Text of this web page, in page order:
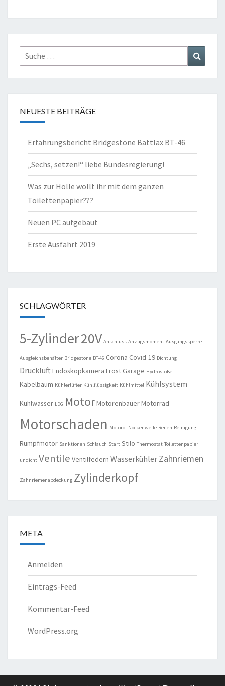
Suche
nach:
NEUESTE BEITRÄGE
Erfahrungsbericht Bridgestone Battlax BT-46
„Sechs, setzen!“ liebe Bundesregierung!
Was zur Hölle wollt ihr mit dem ganzen
Toilettenpapier???
Neuen PC aufgebaut
Erste Ausfahrt 2019
SCHLAGWÖRTER
5-Zylinder20V Anschluss Anzugsmoment Ausgangssperre
Ausgleichsbehälter Bridgestone BT-46 Corona Covid-19 Dichtung
DruckluftEndoskopkamera Frost Garage Hydrostößel
Kabelbaum Kühlerlüfter Kühlflüssigkeit Kühlmittel Kühlsystem
Kühlwasser LDG MotorMotorenbauerMotorrad
Motorschaden Motoröl Nockenwelle Reifen Reinigung
Rumpfmotor Sanktionen Schlauch Start Stilo Thermostat Toilettenpapier
undicht Ventile Ventilfedern Wasserkühler Zahnriemen
Zahnriemenabdeckung Zylinderkopf
META
Anmelden
Eintrags-Feed
Kommentar-Feed
WordPress.org